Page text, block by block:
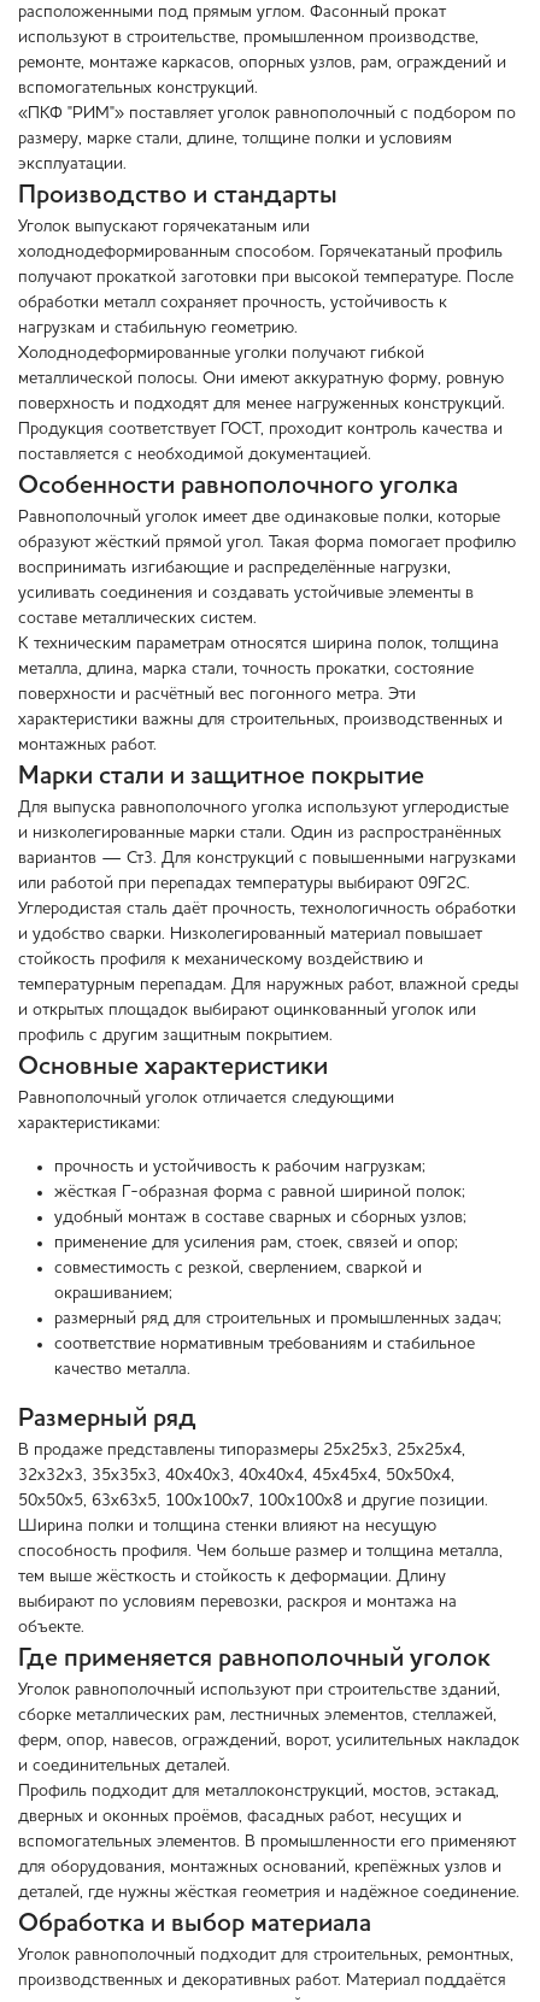
расположенными под прямым углом. Фасонный прокат
используют в строительстве, промышленном производстве,
ремонте, монтаже каркасов, опорных узлов, рам, ограждений и
вспомогательных конструкций.
«ПКФ "РИМ"» поставляет уголок равнополочный с подбором по
размеру, марке стали, длине, толщине полки и условиям
эксплуатации.
Производство и стандарты
Уголок выпускают горячекатаным или
холоднодеформированным способом. Горячекатаный профиль
получают прокаткой заготовки при высокой температуре. После
обработки металл сохраняет прочность, устойчивость к
нагрузкам и стабильную геометрию.
Холоднодеформированные уголки получают гибкой
металлической полосы. Они имеют аккуратную форму, ровную
поверхность и подходят для менее нагруженных конструкций.
Продукция соответствует ГОСТ, проходит контроль качества и
поставляется с необходимой документацией.
Особенности равнополочного уголка
Равнополочный уголок имеет две одинаковые полки, которые
образуют жёсткий прямой угол. Такая форма помогает профилю
воспринимать изгибающие и распределённые нагрузки,
усиливать соединения и создавать устойчивые элементы в
составе металлических систем.
К техническим параметрам относятся ширина полок, толщина
металла, длина, марка стали, точность прокатки, состояние
поверхности и расчётный вес погонного метра. Эти
характеристики важны для строительных, производственных и
монтажных работ.
Марки стали и защитное покрытие
Для выпуска равнополочного уголка используют углеродистые
и низколегированные марки стали. Один из распространённых
вариантов — Ст3. Для конструкций с повышенными нагрузками
или работой при перепадах температуры выбирают 09Г2С.
Углеродистая сталь даёт прочность, технологичность обработки
и удобство сварки. Низколегированный материал повышает
стойкость профиля к механическому воздействию и
температурным перепадам. Для наружных работ, влажной среды
и открытых площадок выбирают оцинкованный уголок или
профиль с другим защитным покрытием.
Основные характеристики
Равнополочный уголок отличается следующими
характеристиками:
прочность и устойчивость к рабочим нагрузкам;
жёсткая Г-образная форма с равной шириной полок;
удобный монтаж в составе сварных и сборных узлов;
применение для усиления рам, стоек, связей и опор;
совместимость с резкой, сверлением, сваркой и
окрашиванием;
размерный ряд для строительных и промышленных задач;
соответствие нормативным требованиям и стабильное
качество металла.
Размерный ряд
В продаже представлены типоразмеры 25х25х3, 25х25х4,
32х32х3, 35х35х3, 40х40х3, 40х40х4, 45х45х4, 50х50х4,
50х50х5, 63х63х5, 100х100х7, 100х100х8 и другие позиции.
Ширина полки и толщина стенки влияют на несущую
способность профиля. Чем больше размер и толщина металла,
тем выше жёсткость и стойкость к деформации. Длину
выбирают по условиям перевозки, раскроя и монтажа на
объекте.
Где применяется равнополочный уголок
Уголок равнополочный используют при строительстве зданий,
сборке металлических рам, лестничных элементов, стеллажей,
ферм, опор, навесов, ограждений, ворот, усилительных накладок
и соединительных деталей.
Профиль подходит для металлоконструкций, мостов, эстакад,
дверных и оконных проёмов, фасадных работ, несущих и
вспомогательных элементов. В промышленности его применяют
для оборудования, монтажных оснований, крепёжных узлов и
деталей, где нужны жёсткая геометрия и надёжное соединение.
Обработка и выбор материала
Уголок равнополочный подходит для строительных, ремонтных,
производственных и декоративных работ. Материал поддаётся